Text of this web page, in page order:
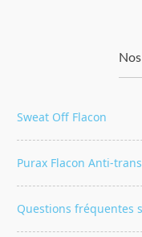
Sweat Off Flacon
Purax Flacon Anti-
Questions fréquentes